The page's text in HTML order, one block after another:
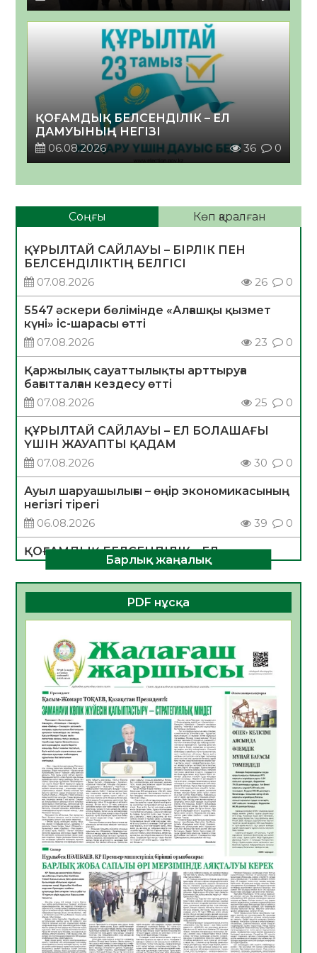
ҚОҒАМДЫҚ БЕЛСЕНДІЛІК – ЕЛ
ДАМУЫНЫҢ НЕГІЗІ
06.08.2026
36 0
Соңғы Көп қаралған
ҚҰРЫЛТАЙ САЙЛАУЫ – БІРЛІК ПЕН
БЕЛСЕНДІЛІКТІҢ БЕЛГІСІ
07.08.2026
26 0
5547 әскери бөлімінде «Алғашқы қызмет
күні» іс-шарасы өтті
07.08.2026
23 0
Қаржылық сауаттылықты арттыруға
бағытталған кездесу өтті
07.08.2026
25 0
ҚҰРЫЛТАЙ САЙЛАУЫ – ЕЛ БОЛАШАҒЫ
ҮШІН ЖАУАПТЫ ҚАДАМ
07.08.2026
30 0
Ауыл шаруашылығы – өңір экономикасының
негізгі тірегі
06.08.2026
39 0
ҚОҒАМДЫҚ БЕЛСЕНДІЛІК – ЕЛ
ДАМУЫНЫҢ НЕГІЗІ
06.08.2026
36 0
ҚҰРЫЛТАЙ САЙЛАУЫ – БОЛАШАҚҚА
06.08.2026
Инфекциялық ауруларға қарсы иммундау
жұмыстарының тиімділігі
06.08.2026
40
Көкжөтел ауруы туралы
06.08.2026
36
АПВ вакцинасы туралы мәлімет
06.08.2026
36
Open Air: Қызылорда облысы полиция
департаменті 20 мыңнан астам
көрерменнің қауіпсіздігін қамтамасыз етті
06.08.2026
48
ҚЫЗЫЛОРДАДА «САНАЛЫ ҰРПАҚ –
ЖАРҚЫН БОЛАШАҚ» АТТЫ КЕҢЕЙТІЛГЕН
МӘЖІЛІС ӨТТІ
05.08.2026
49
Барлық жаңалық
PDF нұсқа